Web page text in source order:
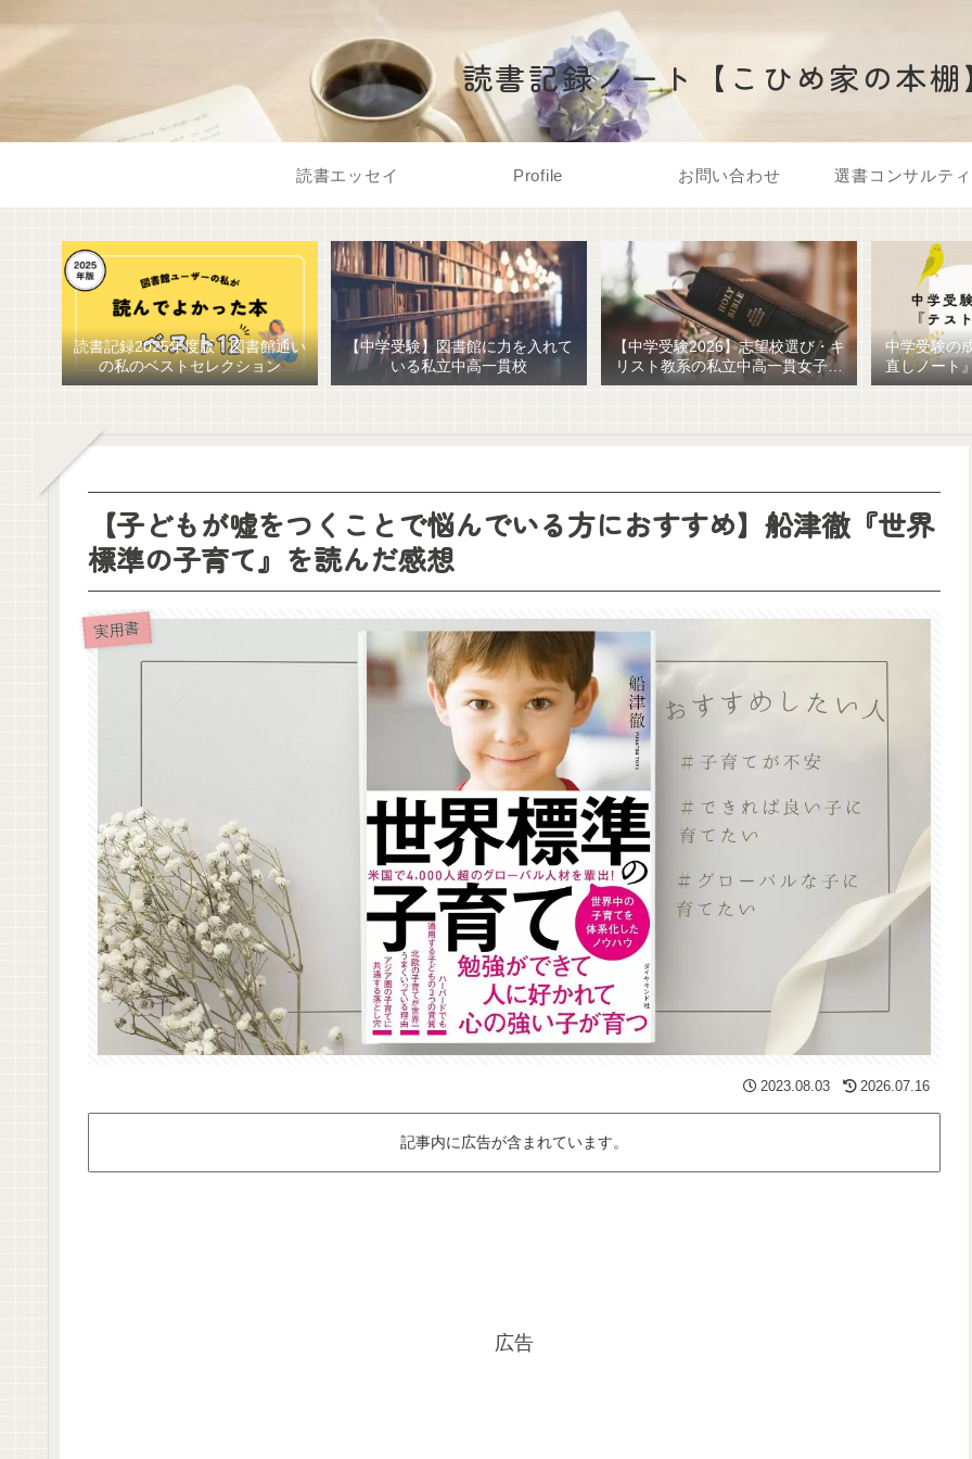
読書記録ノート【こひめ家の本棚
読書エッセイ Profile お問い合わせ 選書コンサルテ
読書記録2025年度版！図書館通い
の私のベストセレクション
【中学受験】図書館に力を入れて
いる私立中高一貫校
【中学受験2026】志望校選び・キ
リスト教系の私立中高一貫女子校
を調べてみました
中学受験の
直しノート
ための最強
【子どもが嘘をつくことで悩んでいる方におすすめ】船津徹『世界
標準の子育て』を読んだ感想
実用書
2023.08.03 2026.07.16
記事内に広告が含まれています。
広告